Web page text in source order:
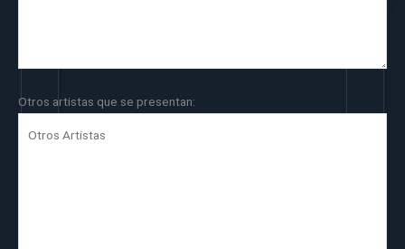
Otros artistas que se presentan: